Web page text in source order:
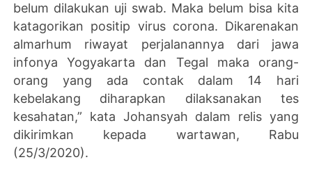
belum dilakukan uji swab. Maka belum bisa kita
katagorikan positip virus corona. Dikarenakan
almarhum riwayat perjalanannya dari jawa
infonya Yogyakarta dan Tegal maka orang-
orang yang ada contak dalam 14 hari
kebelakang diharapkan dilaksanakan tes
kesahatan,” kata Johansyah dalam relis yang
dikirimkan kepada wartawan, Rabu
(25/3/2020).